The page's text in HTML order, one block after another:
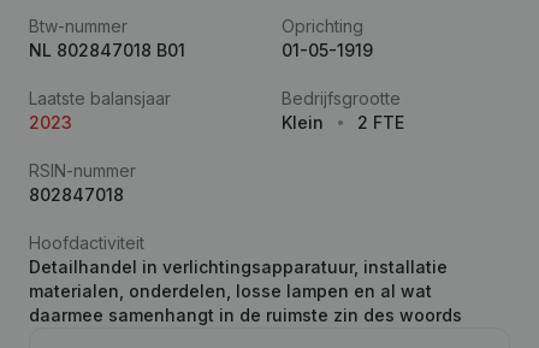
Btw-nummer
NL 802847018 B01
Oprichting
01-05-1919
Laatste balansjaar
2023
Bedrijfsgrootte
Klein
2 FTE
RSIN-nummer
802847018
Hoofdactiviteit
Detailhandel in verlichtingsapparatuur, installatie
materialen, onderdelen, losse lampen en al wat
daarmee samenhangt in de ruimste zin des woords